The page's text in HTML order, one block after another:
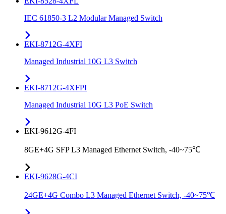
IEC 61850-3 L2 Modular Managed Switch
EKI-8712G-4XFI
Managed Industrial 10G L3 Switch
EKI-8712G-4XFPI
Managed Industrial 10G L3 PoE Switch
EKI-9612G-4FI
8GE+4G SFP L3 Managed Ethernet Switch, -40~75℃
EKI-9628G-4CI
24GE+4G Combo L3 Managed Ethernet Switch, -40~75℃